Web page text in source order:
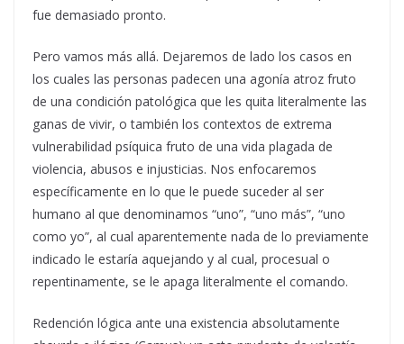
fue demasiado pronto.
Pero vamos más allá. Dejaremos de lado los casos en
los cuales las personas padecen una agonía atroz fruto
de una condición patológica que les quita literalmente las
ganas de vivir, o también los contextos de extrema
vulnerabilidad psíquica fruto de una vida plagada de
violencia, abusos e injusticias. Nos enfocaremos
específicamente en lo que le puede suceder al ser
humano al que denominamos “uno”, “uno más”, “uno
como yo”, al cual aparentemente nada de lo previamente
indicado le estaría aquejando y al cual, procesual o
repentinamente, se le apaga literalmente el comando.
Redención lógica ante una existencia absolutamente